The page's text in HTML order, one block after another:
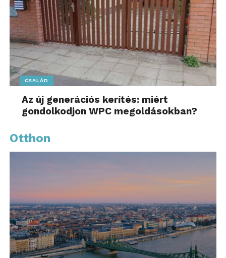
CSALÁD
Az új generációs kerítés: miért
gondolkodjon WPC megoldásokban?
Otthon